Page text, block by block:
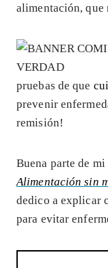
alimentación, que
pruebas de que
prevenir
remisión!
Buena parte de
Alimentación sin
dedico a explicar
para evitar